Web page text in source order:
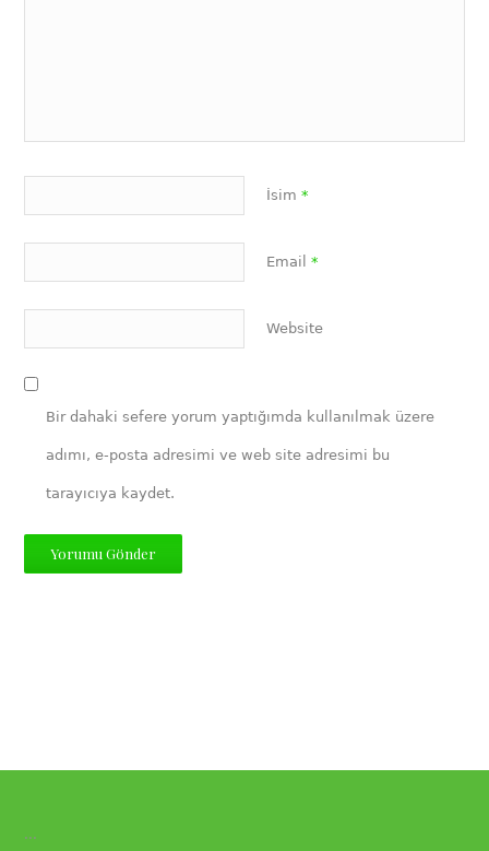
İsim *
Email *
Website
Bir dahaki sefere yorum yaptığımda kullanılmak üzere
adımı, e-posta adresimi ve web site adresimi bu
tarayıcıya kaydet.
...